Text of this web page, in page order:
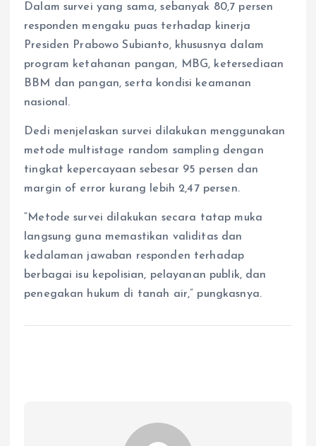
Dalam survei yang sama, sebanyak 80,7 persen
responden mengaku puas terhadap kinerja
Presiden Prabowo Subianto, khususnya dalam
program ketahanan pangan, MBG, ketersediaan
BBM dan pangan, serta kondisi keamanan
nasional.
Dedi menjelaskan survei dilakukan menggunakan
metode multistage random sampling dengan
tingkat kepercayaan sebesar 95 persen dan
margin of error kurang lebih 2,47 persen.
“Metode survei dilakukan secara tatap muka
langsung guna memastikan validitas dan
kedalaman jawaban responden terhadap
berbagai isu kepolisian, pelayanan publik, dan
penegakan hukum di tanah air,” pungkasnya.